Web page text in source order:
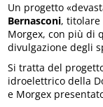
Un progetto
Bernasconi, titolare
Morgex, con più di
divulgazione degli
Si tratta del
idroelettrico della
e Morgex